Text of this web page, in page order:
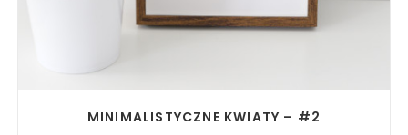
MINIMALISTYCZNE KWIATY – #2